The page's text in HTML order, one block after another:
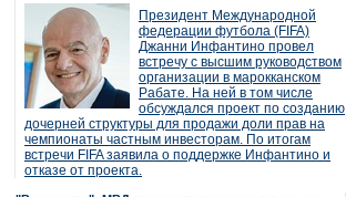
Президент Международной
федерации футбола (FIFA)
Джанни Инфантино провел
встречу с высшим руководством
организации в марокканском
Рабате. На ней в том числе
обсуждался проект по созданию
дочерней структуры для продажи доли прав на
чемпионаты частным инвесторам. По итогам
встречи FIFA заявила о поддержке Инфантино и
отказе от проекта.